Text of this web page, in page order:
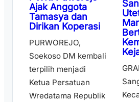
Ajak Anggota
Tamasya dan
Dirikan Koperasi
PURWOREJO,
Soekoso DM kembali
terpilih menjadi
Ketua Persatuan
Wredatama Republik